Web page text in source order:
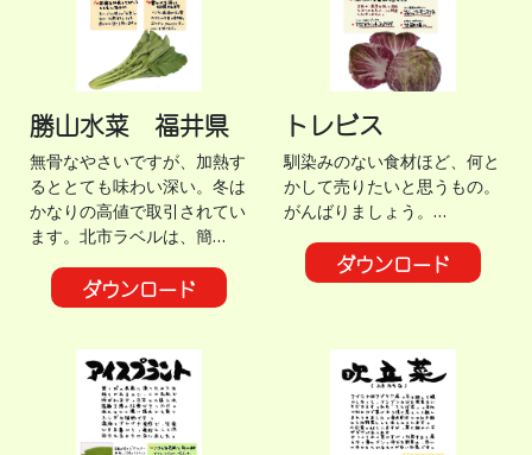
勝山水菜 福井県
無骨なやさいですが、加熱す
るととても味わい深い。冬は
かなりの高値で取引されてい
ます。北市ラベルは、簡…
ダウンロード
トレビス
馴染みのない食材ほど、何と
かして売りたいと思うもの。
がんばりましょう。…
ダウンロード